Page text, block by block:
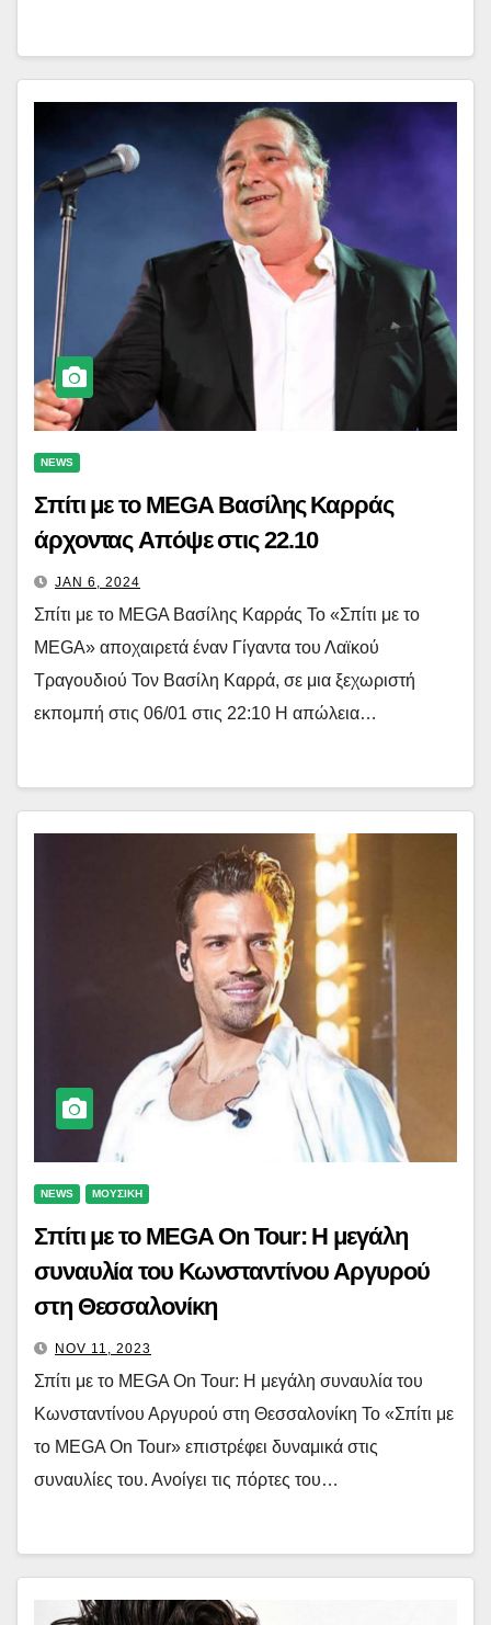
NEWS
Σπίτι με το MEGA Βασίλης Καρράς
άρχοντας Απόψε στις 22.10
JAN 6, 2024
Σπίτι με το MEGA Βασίλης Καρράς Το «Σπίτι με το
MEGA» αποχαιρετά έναν Γίγαντα του Λαϊκού
Τραγουδιού Τον Βασίλη Καρρά, σε μια ξεχωριστή
εκπομπή στις 06/01 στις 22:10 Η απώλεια…
NEWS ΜΟΥΣΙΚΗ
Σπίτι με το MEGA On Tour: Η μεγάλη
συναυλία του Κωνσταντίνου Αργυρού
στη Θεσσαλονίκη
NOV 11, 2023
Σπίτι με το MEGA On Tour: Η μεγάλη συναυλία του
Κωνσταντίνου Αργυρού στη Θεσσαλονίκη Το «Σπίτι με
το MEGA On Tour» επιστρέφει δυναμικά στις
συναυλίες του. Ανοίγει τις πόρτες του…